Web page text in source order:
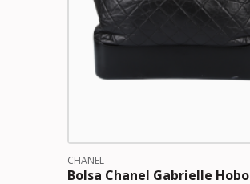
CHANEL
Bolsa Chanel Gabrielle Hobo